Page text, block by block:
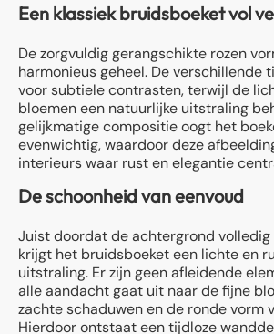
Een klassiek bruidsboeket vol
De zorgvuldig gerangschikte rozen
harmonieus geheel. De verschillende
voor subtiele contrasten, terwijl de
bloemen een natuurlijke uitstraling
gelijkmatige compositie oogt het
evenwichtig, waardoor deze
interieurs waar rust en elegantie
De schoonheid van eenvoud
Juist doordat de achtergrond volledig
krijgt het bruidsboeket een lichte en
uitstraling. Er zijn geen afleidende
alle aandacht gaat uit naar de fijne
zachte schaduwen en de ronde vorm
Hierdoor ontstaat een tijdloze